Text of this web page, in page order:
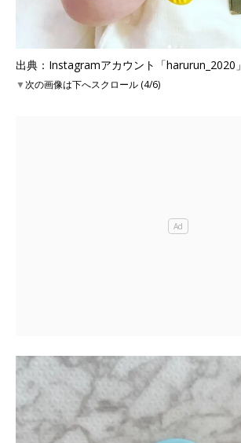
出典：Instagramアカウント「harurun_2020」
▼次の画像は下へスクロール (4/6)